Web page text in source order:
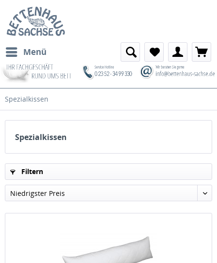
Menü
Spezialkissen
Spezialkissen
Filtern